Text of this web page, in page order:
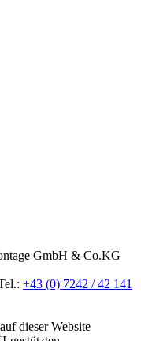
GmbH & Co.KG
+43 (0) 7242 / 42 141
dieser Website